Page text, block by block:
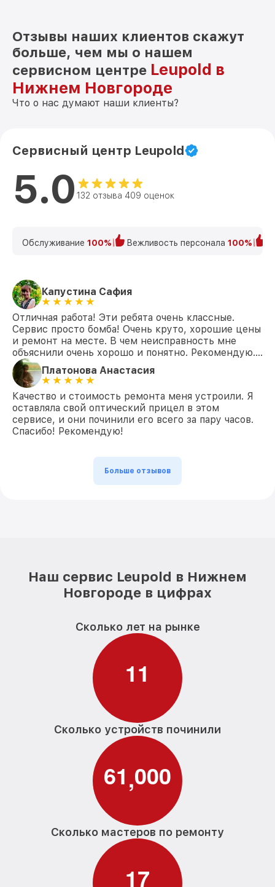
Отзывы наших клиентов скажут
больше, чем мы о нашем
сервисном центре Leupold в
Нижнем Новгороде
Что о нас думают наши клиенты?
Сервисный центр Leupold
5.0 132 отзыва 409 оценок
Обслуживание 100% Вежливость персонала 100%
Капустина Сафия
Отличная работа! Эти ребята очень классные.
Сервис просто бомба! Очень круто, хорошие цены
и ремонт на месте. В чем неисправность мне
объяснили очень хорошо и понятно. Рекомендую….
Платонова Анастасия
Качество и стоимость ремонта меня устроили. Я
оставляла свой оптический прицел в этом
сервисе, и они починили его всего за пару часов.
Спасибо! Рекомендую!
Больше отзывов
Наш сервис Leupold в Нижнем
Новгороде в цифрах
Сколько лет на рынке
11
Сколько устройств починили
61,000
Сколько мастеров по ремонту
17